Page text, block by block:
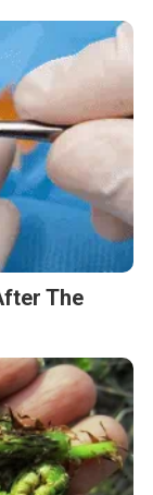
Are Known
DI
MAGLIANO,
Data untuk